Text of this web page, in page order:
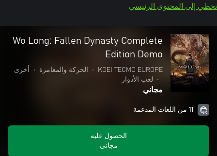
تخطي إلى المحتوى الرئيسي
Wo Long: Fallen Dynasty Complete
Edition Demo
KOEI TECMO EUROPE
• الحركة والمغامرة •
أخرى
•
لعب الأدوار
مجاني
11 من اللغات المدعمة
الحصول عليه
مجاني